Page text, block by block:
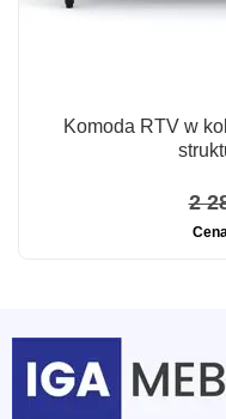
Komoda RTV w
2